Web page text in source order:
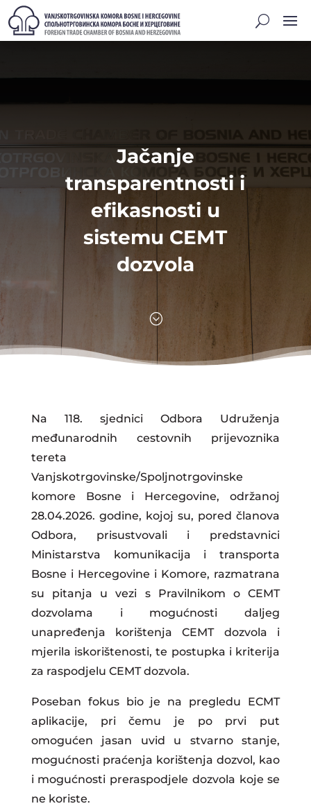
Jačanje
transparentnosti i
efikasnosti u
sistemu CEMT
dozvola
;
Na 118. sjednici Odbora Udruženja
međunarodnih cestovnih prijevoznika
tereta
Vanjskotrgovinske/Spoljnotrgovinske
komore Bosne i Hercegovine, održanoj
28.04.2026. godine, kojoj su, pored članova
Odbora, prisustvovali i predstavnici
Ministarstva komunikacija i transporta
Bosne i Hercegovine i Komore, razmatrana
su pitanja u vezi s Pravilnikom o CEMT
dozvolama i mogućnosti daljeg
unapređenja korištenja CEMT dozvola i
mjerila iskorištenosti, te postupka i kriterija
za raspodjelu CEMT dozvola.
Poseban fokus bio je na pregledu ECMT
aplikacije, pri čemu je po prvi put
omogućen jasan uvid u stvarno stanje,
mogućnosti praćenja korištenja dozvol, kao
i mogućnosti preraspodjele dozvola koje se
ne koriste.